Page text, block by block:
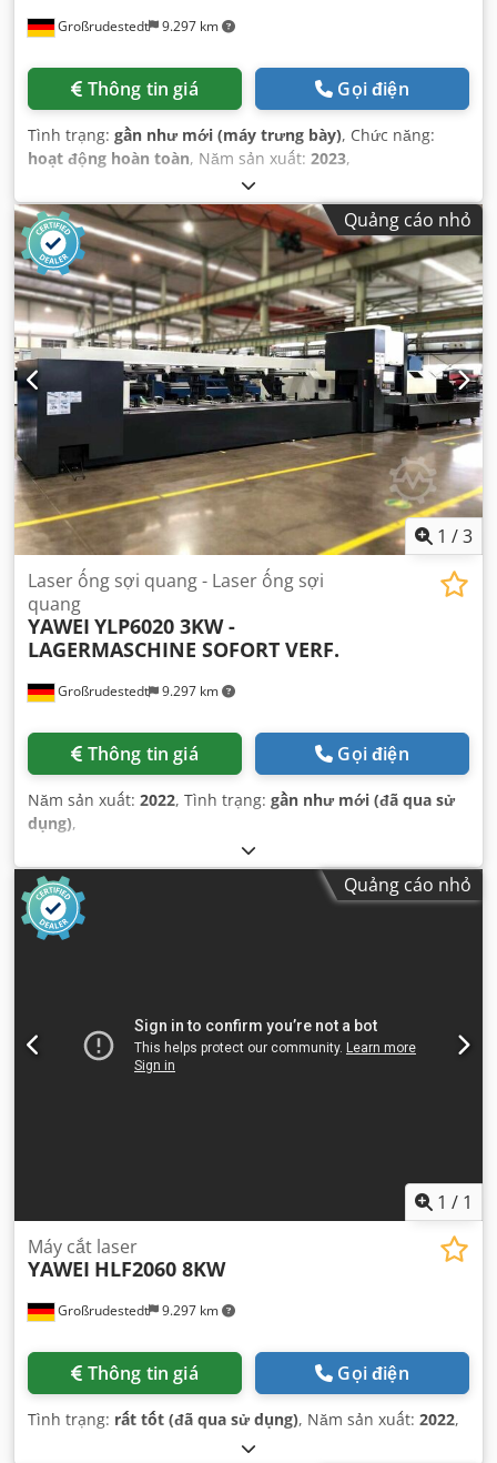
Großrudestedt 9.297 km
Thông tin giá Gọi điện
Tình trạng: gần như mới (máy trưng bày), Chức năng:
hoạt động hoàn toàn, Năm sản xuất: 2023,
Quảng cáo nhỏ
1 /3
Großrudestedt 9.297 km
Laser ống sợi quang - Laser ống sợi
quang
YAWEI YLP6020 3KW -
LAGERMASCHINE SOFORT VERF.
Thông tin giá Gọi điện
Năm sản xuất: 2022, Tình trạng: gần như mới (đã qua sử
dụng),
Quảng cáo nhỏ
1 / 1
Großrudestedt 9.297 km
Máy cắt laser
YAWEI HLF2060 8KW
Thông tin giá Gọi điện
Tình trạng: rất tốt (đã qua sử dụng), Năm sản xuất: 2022,